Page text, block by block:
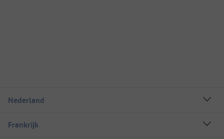
Nederland
Frankrijk